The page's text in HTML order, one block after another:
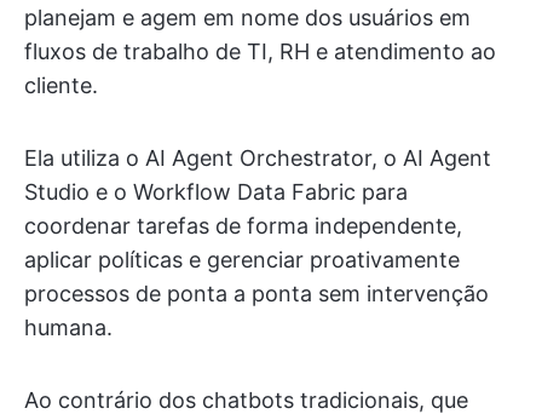
planejam e agem em nome dos usuários em
fluxos de trabalho de TI, RH e atendimento ao
cliente.
Ela utiliza o AI Agent Orchestrator, o AI Agent
Studio e o Workflow Data Fabric para
coordenar tarefas de forma independente,
aplicar políticas e gerenciar proativamente
processos de ponta a ponta sem intervenção
humana.
Ao contrário dos chatbots tradicionais, que